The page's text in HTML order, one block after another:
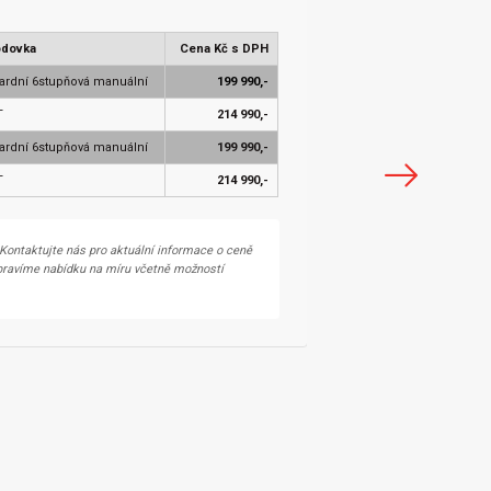
Cena Kč s DPH
6stupňová manuální 199 990,-
214 990,-
6stupňová manuální 199 990,-
214 990,-
nás pro aktuální informace o ceně
nabídku na míru včetně možností